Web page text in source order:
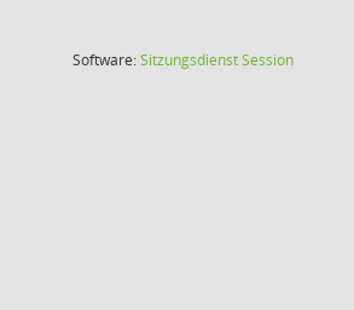
Software:SitzungsdienstSession(Wird in